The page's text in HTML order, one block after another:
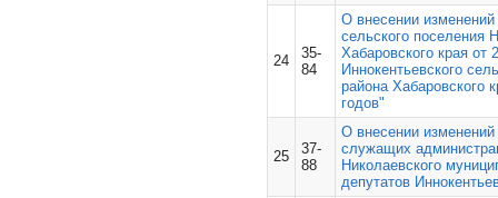
24
35-
84
О внесении изменений
сельского поселения
Хабаровского края
Иннокентьевского
района Хабаровского
годов"
25
37-
88
О внесении
служащих
Николаевского
депутатов